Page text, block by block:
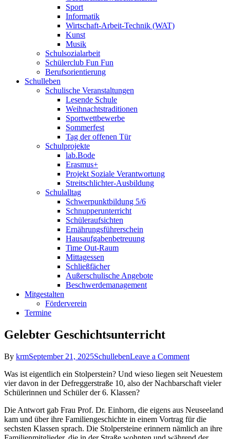
Sport
Informatik
Wirtschaft-Arbeit-Technik (WAT)
Kunst
Musik
Schulsozialarbeit
Schülerclub Fun Fun
Berufsorientierung
Schulleben
Schulische Veranstaltungen
Lesende Schule
Weihnachtstraditionen
Sportwettbewerbe
Sommerfest
Tag der offenen Tür
Schulprojekte
lab.Bode
Erasmus+
Projekt Soziale Verantwortung
Streitschlichter-Ausbildung
Schulalltag
Schwerpunktbildung 5/6
Schnupperunterricht
Schüleraufsichten
Ernährungsführerschein
Hausaufgabenbetreuung
Time Out-Raum
Mittagessen
Schließfächer
Außerschulische Angebote
Beschwerdemanagement
Mitgestalten
Förderverein
Termine
Gelebter Geschichtsunterricht
By krmSeptember 21, 2025SchullebenLeave a Commenton
Was ist eigentlich ein Stolperstein? Und wieso liegen seit Neuestem
vier davon in der Defreggerstraße 10, also der Nachbarschaft vieler
Schülerinnen und Schüler der 6. Klassen?
Die Antwort gab Frau Prof. Dr. Einhorn, die eigens aus Neuseeland
kam und über ihre Familiengeschichte in einem Vortrag für die
sechsten Klassen sprach. Die Stolpersteine erinnern nämlich an ihre